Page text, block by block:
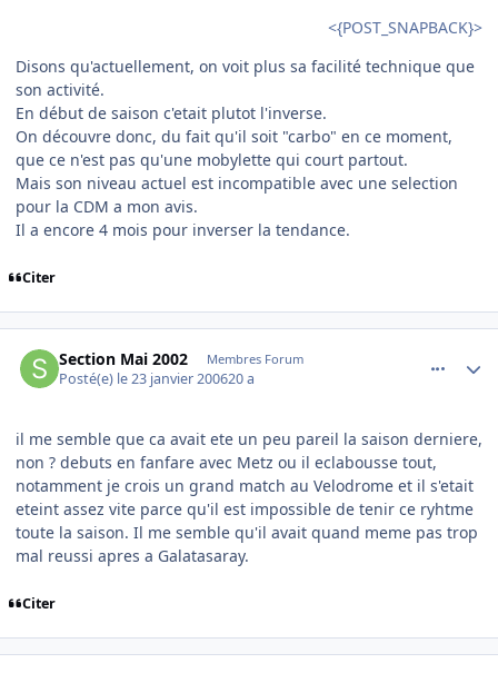
<{POST_SNAPBACK}>
Disons qu'actuellement, on voit plus sa facilité technique que
son activité.
En début de saison c'etait plutot l'inverse.
On découvre donc, du fait qu'il soit "carbo" en ce moment,
que ce n'est pas qu'une mobylette qui court partout.
Mais son niveau actuel est incompatible avec une selection
pour la CDM a mon avis.
Il a encore 4 mois pour inverser la tendance.
Citer
Section Mai 2002 Membres Forum
Posté(e) le 23 janvier 200620 a
il me semble que ca avait ete un peu pareil la saison derniere,
non ? debuts en fanfare avec Metz ou il eclabousse tout,
notamment je crois un grand match au Velodrome et il s'etait
eteint assez vite parce qu'il est impossible de tenir ce ryhtme
toute la saison. Il me semble qu'il avait quand meme pas trop
mal reussi apres a Galatasaray.
Citer